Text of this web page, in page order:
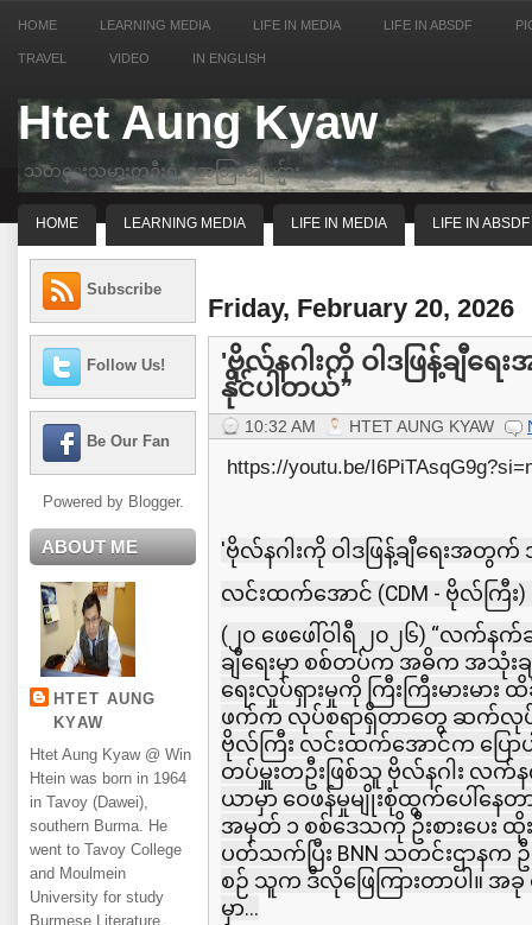
HOME LEARNING MEDIA LIFE IN MEDIA LIFE IN ABSDF
TRAVEL VIDEO IN ENGLISH
Htet Aung Kyaw
သတင္းသမားတဦးရဲ့ အေတြးအျမင္မ်ား
HOME LEARNING MEDIA LIFE IN MEDIA LIFE IN ABSDF
Subscribe
Follow Us!
Be Our Fan
Powered by Blogger.
ABOUT ME
HTET AUNG
KYAW
Htet Aung Kyaw @ Win
Htein was born in 1964
in Tavoy (Dawei),
southern Burma. He
went to Tavoy College
and Moulmein
University for study
Burmese Literature.
Friday, February 20, 2026
'ဗိုလ်နဂါးကို ဝါဒဖြန့်ချီ
နိုင်ပါတယ်”
10:32 AM HTET AUNG KYAW
https://youtu.be/
'ဗိုလ်နဂါးကို ဝါဒဖြန့်ချီရေးအတွ
လင်းထက်အောင် (CDM - ဗိုလ်ကြီး)
(၂၀ ဖေဖေါ်ဝါရီ ၂၀၂၆) “လက်နက်
ချီရေးမှာ စစ်တပ်က အဓိက အသုံး
ရေးလှုပ်ရှားမှုကို ကြီးကြီးမားမာ
ဖက်က လုပ်စရာရှိတာတွေ ဆက်လုပ်
ဗိုလ်ကြီး လင်းထက်အောင်က ပြေ
တပ်မှူးတဦးဖြစ်သူ ဗိုလ်နဂါး လ
ယာမှာ ဝေဖန်မှုမျိုးစုံထွက်ပေါ်န
အမှတ် ၁ စစ်ဒေသကို ဦးစားပေး
ပတ်သက်ပြီး BNN သတင်းဌာနက ဦ
စဉ် သူက ဒီလိုဖြေကြားတာပါ။ အ
မှာ...